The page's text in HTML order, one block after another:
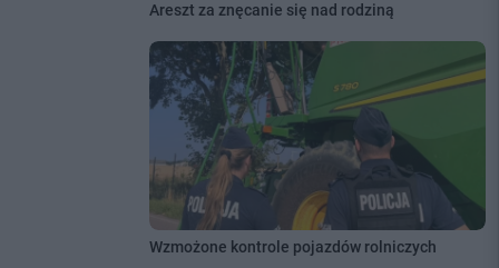
Areszt za znęcanie się nad rodziną
Wzmożone kontrole pojazdów rolniczych